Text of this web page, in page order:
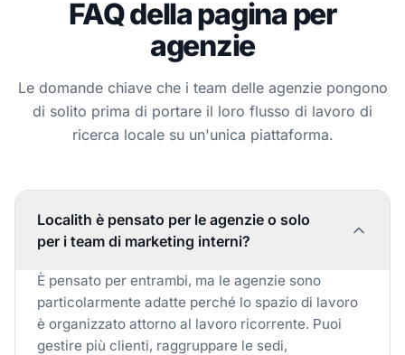
FAQ della pagina per
agenzie
Le domande chiave che i team delle agenzie pongono
di solito prima di portare il loro flusso di lavoro di
ricerca locale su un'unica piattaforma.
Localith è pensato per le agenzie o solo
per i team di marketing interni?
È pensato per entrambi, ma le agenzie sono
particolarmente adatte perché lo spazio di lavoro
è organizzato attorno al lavoro ricorrente. Puoi
gestire più clienti, raggruppare le sedi,